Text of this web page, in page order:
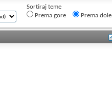
Sortiraj teme
Prema gore
Prema dole